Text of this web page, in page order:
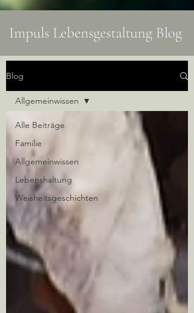
Impuls Lebensgestaltung Blog
Blog
Alle Beiträge
Familie
Allgemeinwissen
Lebenshaltung
Weisheitsgeschichten
Allgemeinwissen